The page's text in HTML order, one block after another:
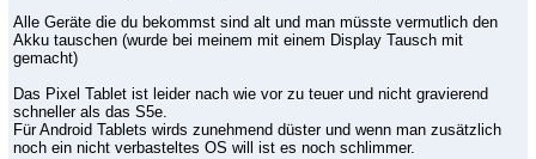
Alle Geräte die du bekommst sind alt und man müsste vermutlich den
Akku tauschen (wurde bei meinem mit einem Display Tausch mit
gemacht)
Das Pixel Tablet ist leider nach wie vor zu teuer und nicht gravierend
schneller als das S5e.
Für Android Tablets wirds zunehmend düster und wenn man zusätzlich
noch ein nicht verbasteltes OS will ist es noch schlimmer.